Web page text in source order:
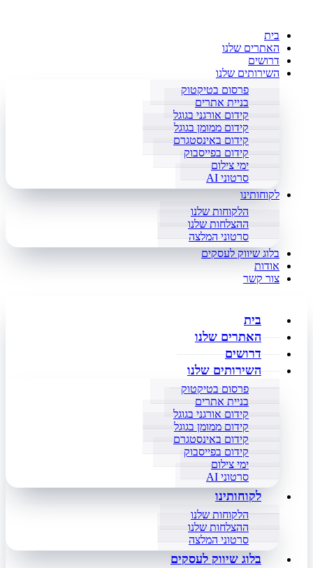
בית
האתרים שלנו
דרושים
השירותים שלנו
פרסום בטיקטוק
בניית אתרים
קידום אורגני בגוגל
קידום ממומן בגוגל
קידום באינסטגרם
קידום בפייסבוק
ימי צילום
סרטוני AI
לקוחותינו
הלקוחות שלנו
ההצלחות שלנו
סרטוני המלצה
בלוג שיווק לעסקים
אודות
צור קשר
בית
האתרים שלנו
דרושים
השירותים שלנו
פרסום בטיקטוק
בניית אתרים
קידום אורגני בגוגל
קידום ממומן בגוגל
קידום באינסטגרם
קידום בפייסבוק
ימי צילום
סרטוני AI
לקוחותינו
הלקוחות שלנו
ההצלחות שלנו
סרטוני המלצה
בלוג שיווק לעסקים